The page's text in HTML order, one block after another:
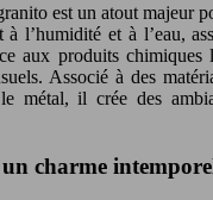
est un atout majeur
à l’humidité et à l’eau,
aux produits chimiques
Associé à des
métal, il crée des
charme